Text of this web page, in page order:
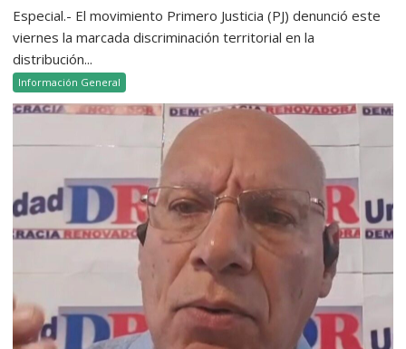
Especial.- El movimiento Primero Justicia (PJ) denunció este
viernes la marcada discriminación territorial en la
distribución...
Información General